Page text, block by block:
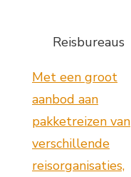
Reisbureaus
Met een groot
aanbod aan
pakketreizen van
verschillende
reisorganisaties,